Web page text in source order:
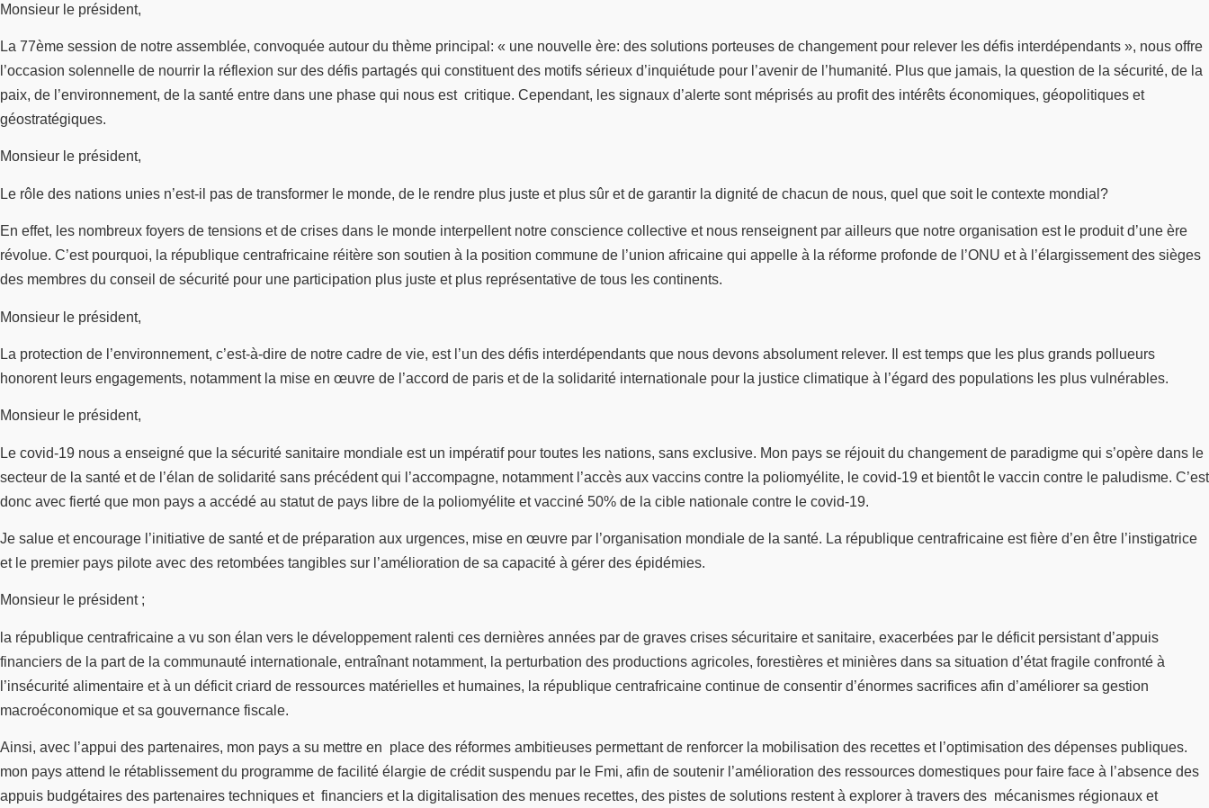
Monsieur le président,
La 77ème session de notre assemblée, convoquée autour du thème principal: « une nouvelle ère: des solutions porteuses de changement pour relever les défis interdépendants », nous offre
l’occasion solennelle de nourrir la réflexion sur des défis partagés qui constituent des motifs sérieux d’inquiétude pour l’avenir de l’humanité. Plus que jamais, la question de la sécurité, de la
paix, de l’environnement, de la santé entre dans une phase qui nous est critique. Cependant, les signaux d’alerte sont méprisés au profit des intérêts économiques, géopolitiques et
géostratégiques.
Monsieur le président,
Le rôle des nations unies n’est-il pas de transformer le monde, de le rendre plus juste et plus sûr et de garantir la dignité de chacun de nous, quel que soit le contexte mondial?
En effet, les nombreux foyers de tensions et de crises dans le monde interpellent notre conscience collective et nous renseignent par ailleurs que notre organisation est le produit d’une ère
révolue. C’est pourquoi, la république centrafricaine réitère son soutien à la position commune de l’union africaine qui appelle à la réforme profonde de l’ONU et à l’élargissement des sièges
des membres du conseil de sécurité pour une participation plus juste et plus représentative de tous les continents.
Monsieur le président,
La protection de l’environnement, c’est-à-dire de notre cadre de vie, est l’un des défis interdépendants que nous devons absolument relever. Il est temps que les plus grands pollueurs
honorent leurs engagements, notamment la mise en œuvre de l’accord de paris et de la solidarité internationale pour la justice climatique à l’égard des populations les plus vulnérables.
Monsieur le président,
Le covid-19 nous a enseigné que la sécurité sanitaire mondiale est un impératif pour toutes les nations, sans exclusive. Mon pays se réjouit du changement de paradigme qui s’opère dans le
secteur de la santé et de l’élan de solidarité sans précédent qui l’accompagne, notamment l’accès aux vaccins contre la poliomyélite, le covid-19 et bientôt le vaccin contre le paludisme. C’est
donc avec fierté que mon pays a accédé au statut de pays libre de la poliomyélite et vacciné 50% de la cible nationale contre le covid-19.
Je salue et encourage l’initiative de santé et de préparation aux urgences, mise en œuvre par l’organisation mondiale de la santé. La république centrafricaine est fière d’en être l’instigatrice
et le premier pays pilote avec des retombées tangibles sur l’amélioration de sa capacité à gérer des épidémies.
Monsieur le président ;
la république centrafricaine a vu son élan vers le développement ralenti ces dernières années par de graves crises sécuritaire et sanitaire, exacerbées par le déficit persistant d’appuis
financiers de la part de la communauté internationale, entraînant notamment, la perturbation des productions agricoles, forestières et minières dans sa situation d’état fragile confronté à
l’insécurité alimentaire et à un déficit criard de ressources matérielles et humaines, la république centrafricaine continue de consentir d’énormes sacrifices afin d’améliorer sa gestion
macroéconomique et sa gouvernance fiscale.
Ainsi, avec l’appui des partenaires, mon pays a su mettre en place des réformes ambitieuses permettant de renforcer la mobilisation des recettes et l’optimisation des dépenses publiques.
mon pays attend le rétablissement du programme de facilité élargie de crédit suspendu par le Fmi, afin de soutenir l’amélioration des ressources domestiques pour faire face à l’absence des
appuis budgétaires des partenaires techniques et financiers et la digitalisation des menues recettes, des pistes de solutions restent à explorer à travers des mécanismes régionaux et